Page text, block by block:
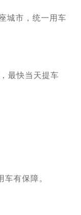
城市，统一用车
最快当天提车
有保障。